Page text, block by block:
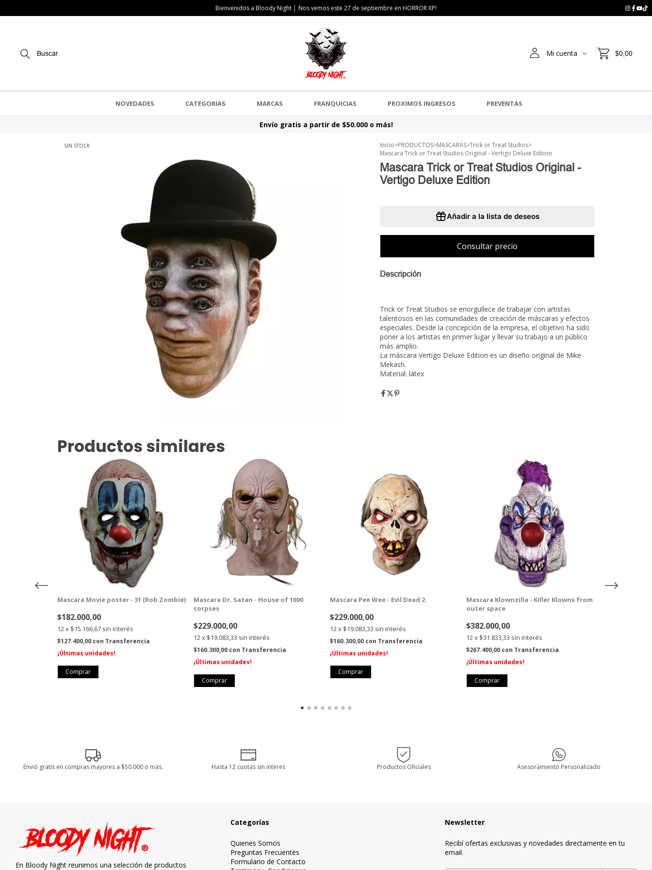
Bienvenidos a Bloody Night │ Nos vemos este 27 de septiembre en HORROR XP!
Buscar Mi cuenta $0,00
NOVEDADES CATEGORIAS MARCAS FRANQUICIAS PROXIMOS INGRESOS PREVENTAS
Envío gratis a partir de $50.000 o más!
SIN STOCK Inicio>PRODUCTOS>MASCARAS>Trick or Treat Studios>
Mascara Trick or Treat Studios Original - Vertigo Deluxe Edition
Mascara Trick or Treat Studios Original -
Vertigo Deluxe Edition
Añadir a la lista de deseos
Descripción
Trick or Treat Studios se enorgullece de trabajar con artistas
talentosos en las comunidades de creación de máscaras y efectos
especiales. Desde la concepción de la empresa, el objetivo ha sido
poner a los artistas en primer lugar y llevar su trabajo a un público
más amplio.
La máscara Vertigo Deluxe Edition es un diseño original de Mike
Mekash.
Material: látex
Productos similares
Mascara Movie poster - 31 (Rob Zombie)
$182.000,00
12x $15.166,67 sin interés
$127.400,00 con Transferencia
¡Últimas unidades!
Mascara Dr. Satan - House of 1000
corpses
$229.000,00
12x $19.083,33 sin interés
$160.300,00 con Transferencia
¡Últimas unidades!
Mascara Pee Wee - Evil Dead 2
$229.000,00
12x $19.083,33 sin interés
$160.300,00 con Transferencia
¡Últimas unidades!
Mascara Klownzilla - Killer Klowns from
outer space
$382.000,00
12x $31.833,33 sin interés
$267.400,00 con Transferencia
¡Últimas unidades!
Envió gratis en compras mayores a $50.000 o más. Hasta 12 cuotas sin interes Productos Oficiales Asesoramiento Personalizado
En Bloody Night reunimos una selección de productos
Categorías
Quienes Somos
Preguntas Frecuentes
Formulario de Contacto
Newsletter
Recibí ofertas exclusivas y novedades directamente en tu
email.